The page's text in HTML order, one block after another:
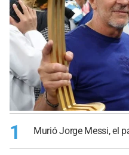
1 Murió Jorge Messi, el